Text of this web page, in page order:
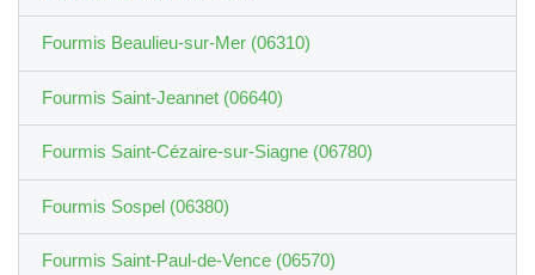
Fourmis Beaulieu-sur-Mer (06310)
Fourmis Saint-Jeannet (06640)
Fourmis Saint-Cézaire-sur-Siagne (06780)
Fourmis Sospel (06380)
Fourmis Saint-Paul-de-Vence (06570)